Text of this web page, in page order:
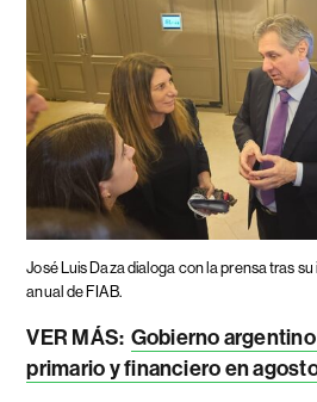
José Luis Daza dialoga con la prensa tras
anual de FIAB.
VER MÁS: Gobierno
primario y financiero en